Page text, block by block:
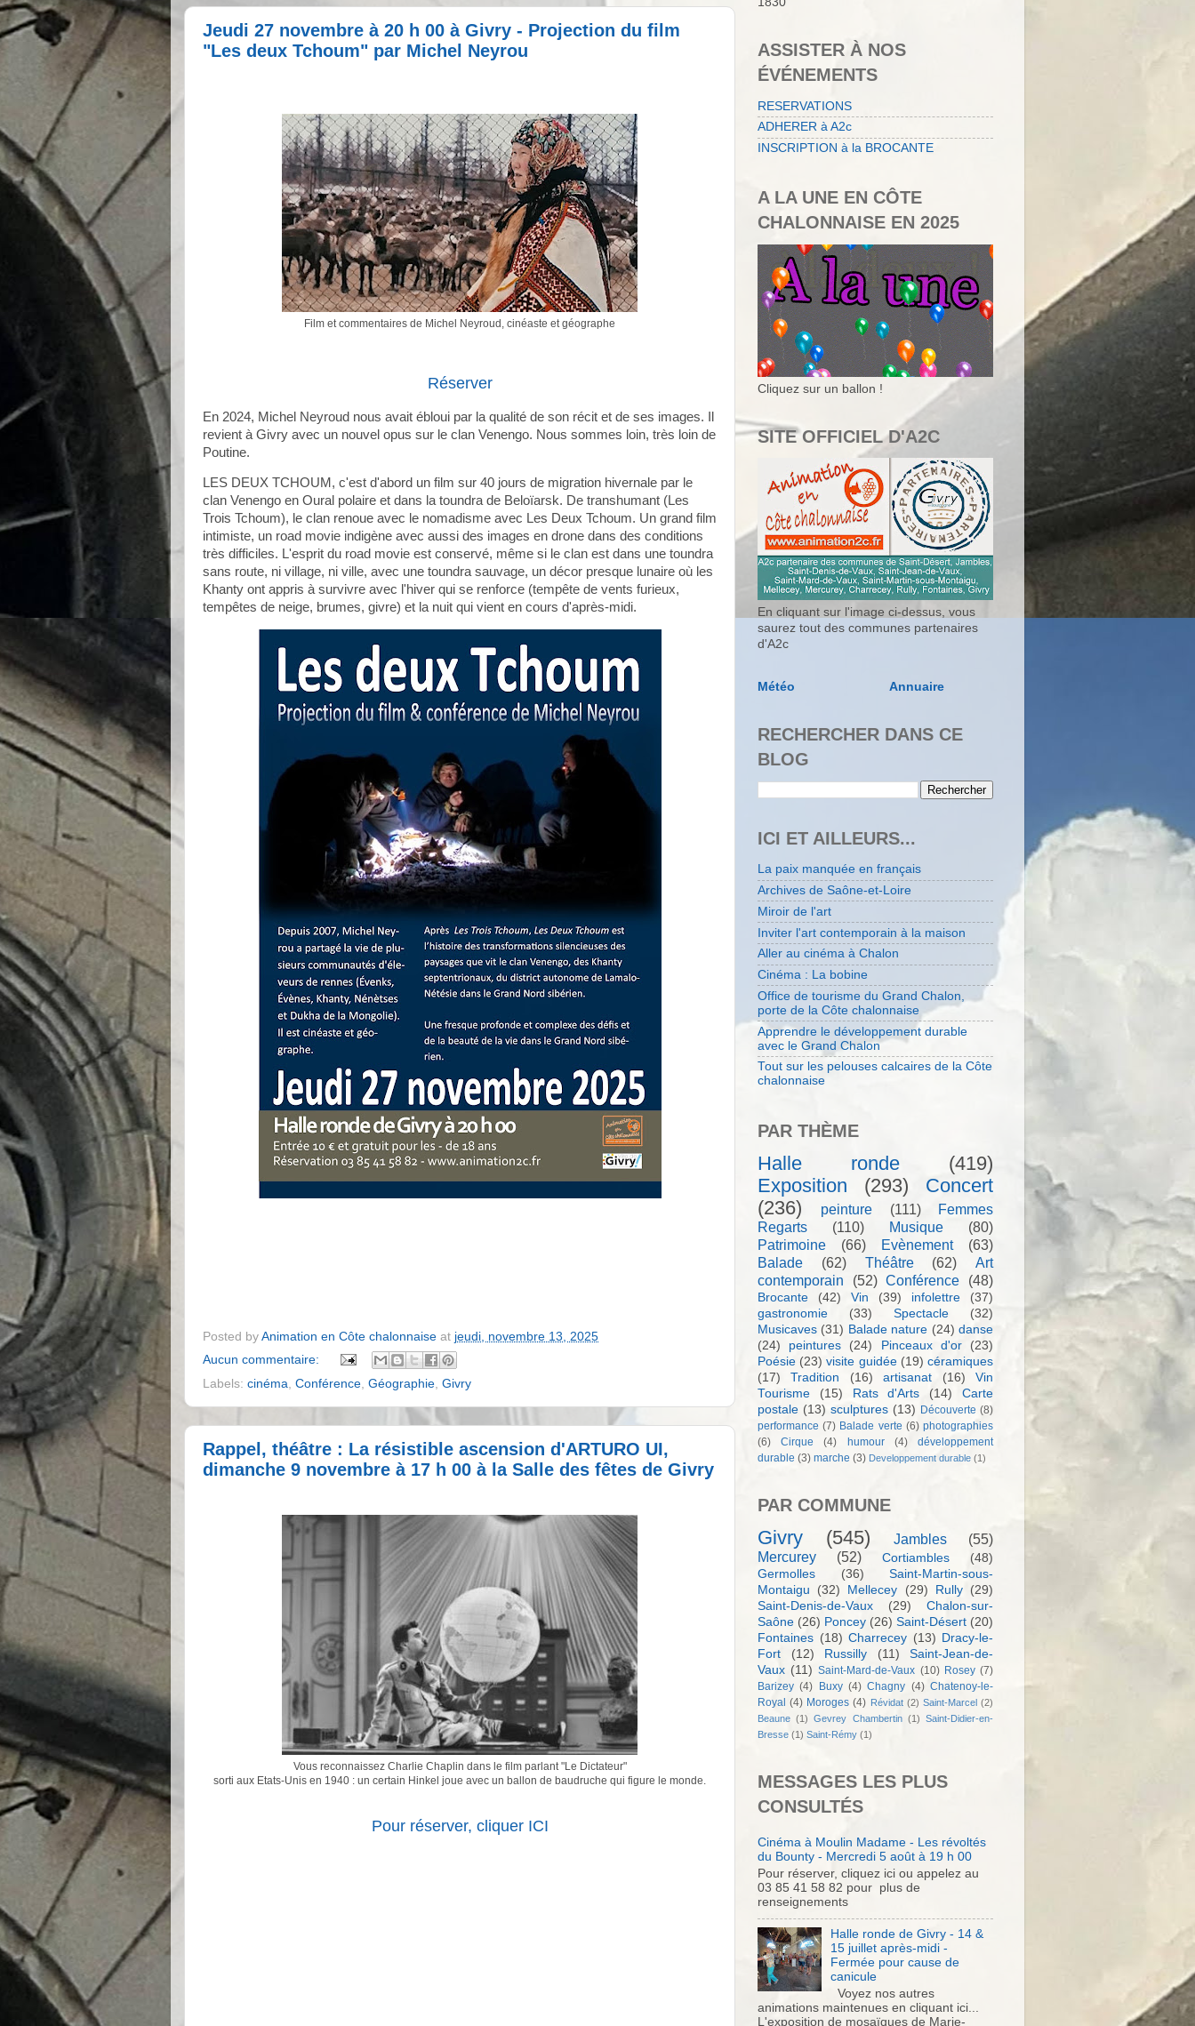
Jeudi 27 novembre à 20 h 00 à Givry - Projection du film
"Les deux Tchoum" par Michel Neyrou
Film et commentaires de Michel Neyroud, cinéaste et géographe
Réserver
En 2024, Michel Neyroud nous avait ébloui par la qualité de son récit et de ses images. Il
revient à Givry avec un nouvel opus sur le clan Venengo. Nous sommes loin, très loin de
Poutine.
LES DEUX TCHOUM, c'est d'abord un film sur 40 jours de migration hivernale par le
clan Venengo en Oural polaire et dans la toundra de Beloïarsk. De transhumant (Les
Trois Tchoum), le clan renoue avec le nomadisme avec Les Deux Tchoum. Un grand film
intimiste, un road movie indigène avec aussi des images en drone dans des conditions
très difficiles. L'esprit du road movie est conservé, même si le clan est dans une toundra
sans route, ni village, ni ville, avec une toundra sauvage, un décor presque lunaire où les
Khanty ont appris à survivre avec l'hiver qui se renforce (tempête de vents furieux,
tempêtes de neige, brumes, givre) et la nuit qui vient en cours d'après-midi.
Posted by Animation en Côte chalonnaise at jeudi, novembre 13, 2025
Aucun commentaire:
Labels: cinéma, Conférence, Géographie, Givry
Rappel, théâtre : La résistible ascension d'ARTURO UI,
dimanche 9 novembre à 17 h 00 à la Salle des fêtes de Givry
Vous reconnaissez Charlie Chaplin dans le film parlant "Le Dictateur"
sorti aux Etats-Unis en 1940 : un certain Hinkel joue avec un ballon de baudruche qui figure le monde.
Pour réserver, cliquer ICI
ASSISTER À NOS
ÉVÉNEMENTS
RESERVATIONS
ADHERER à A2c
INSCRIPTION à la BROCANTE
A LA UNE EN CÔTE
CHALONNAISE EN 2025
Cliquez sur un ballon !
SITE OFFICIEL D'A2C
En cliquant sur l'image ci-dessus, vous
saurez tout des communes partenaires
d'A2c
Météo Annuaire
RECHERCHER DANS CE
BLOG
ICI ET AILLEURS...
La paix manquée en français
Archives de Saône-et-Loire
Miroir de l'art
Inviter l'art contemporain à la maison
Aller au cinéma à Chalon
Cinéma : La bobine
Office de tourisme du Grand Chalon,
porte de la Côte chalonnaise
Apprendre le développement durable
avec le Grand Chalon
Tout sur les pelouses calcaires de la Côte
chalonnaise
PAR THÈME
Halle ronde
(419)
Exposition
(293)
Concert
(236)
peinture (111)
Femmes
Regarts
(110) Musique
(80)
Patrimoine
(66) Evènement
(63)
Balade
(62) Théâtre (62)
Art
contemporain
(52) Conférence (48)
Brocante (42) Vin (39) infolettre
(37)
gastronomie
(33) Spectacle
(32)
Musicaves (31) Balade nature (24) danse
(24)
peintures (24) Pinceaux d'or
(23)
Poésie (23) visite guidée (19) céramiques
(17)
Tradition (16) artisanat (16)
Vin
Tourisme
(15) Rats d'Arts (14)
Carte
postale (13) sculptures (13) Découverte (8)
performance (7) Balade verte (6) photographies
(6)
Cirque (4) humour (4)
développement
durable (3) marche (3) Developpement durable (1)
PAR COMMUNE
Givry (545) Jambles
(55)
Mercurey
(52) Cortiambles
(48)
Germolles
(36)
Saint-Martin-sous-
Montaigu
(32) Mellecey (29) Rully
(29)
Saint-Denis-de-Vaux
(29)
Chalon-sur-
Saône (26) Poncey (26) Saint-Désert (20)
Fontaines (18) Charrecey (13) Dracy-le-
Fort
(12) Russilly (11)
Saint-Jean-de-
Vaux (11) Saint-Mard-de-Vaux (10) Rosey (7)
Barizey (4) Buxy (4) Chagny (4) Chatenoy-le-
Royal (4) Moroges (4) Révidat (2) Saint-Marcel (2)
Beaune (1) Gevrey Chambertin (1) Saint-Didier-en-
Bresse (1) Saint-Rémy (1)
MESSAGES LES PLUS
CONSULTÉS
Cinéma à Moulin Madame - Les révoltés
du Bounty - Mercredi 5 août à 19 h 00
Pour réserver, cliquez ici ou appelez au
03 85 41 58 82 pour plus de
renseignements
Halle ronde de Givry - 14 &
15 juillet après-midi -
Fermée pour cause de
canicule
Voyez nos autres
animations maintenues en cliquant ici...
L'exposition de mosaïques de Marie-